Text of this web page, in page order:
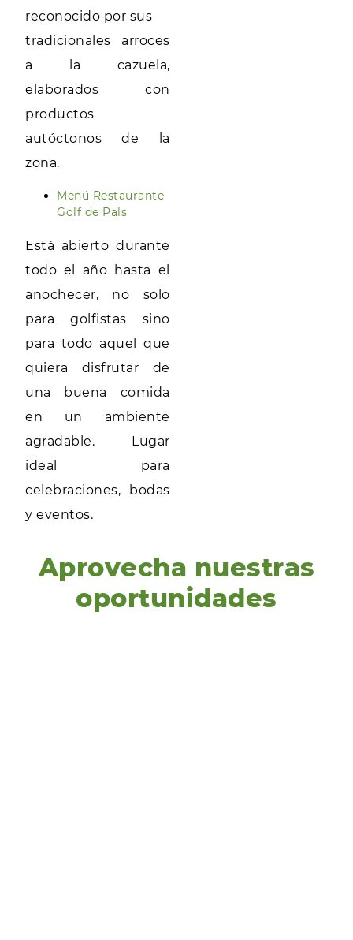
reconocido por sus
tradicionales arroces
a la cazuela,
elaborados con
productos
autóctonos de la
zona.
Menú Restaurante
Golf de Pals
Está abierto durante
todo el año hasta el
anochecer, no solo
para golfistas sino
para todo aquel que
quiera disfrutar de
una buena comida
en un ambiente
agradable. Lugar
ideal para
celebraciones, bodas
y eventos.
Aprovecha nuestras
oportunidades